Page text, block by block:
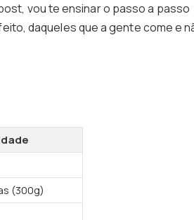
vou te ensinar o passo a passo
daqueles que a gente come e
(300g)